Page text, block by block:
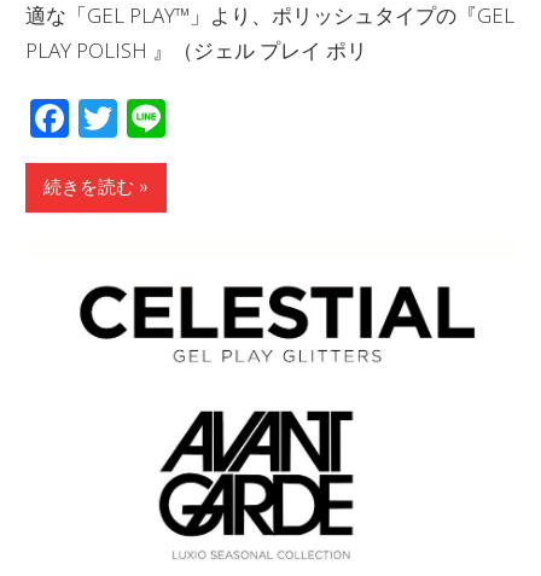
適な「GEL PLAY™」より、ポリッシュタイプの『GEL
PLAY POLISH 』（ジェル プレイ ポリ
Facebook
Twitter
続きを読む